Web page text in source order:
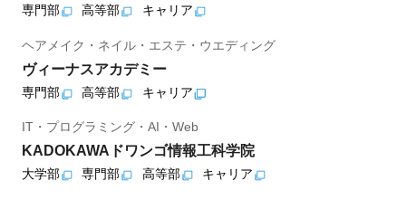
専門部 高等部 キャリア
ヘアメイク・ネイル・エステ・ウエディング
ヴィーナスアカデミー
専門部 高等部 キャリア
IT・プログラミング・AI・Web
KADOKAWAドワンゴ情報工科学院
大学部 専門部 高等部 キャリア